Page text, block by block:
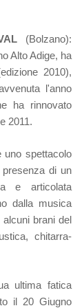
(Bolzano):
Alto Adige, ha
2010),
l'anno
ha rinnovato
2011.
uno spettacolo
presenza di un
e articolata
dalla musica
brani del
chitarra-
ultima fatica
il 20 Giugno